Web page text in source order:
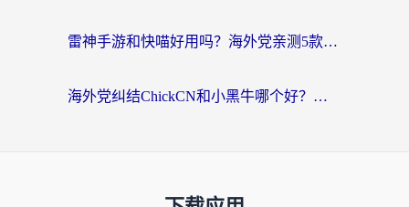
雷神手游和快喵好用吗？海外党亲测5款回国加速器，附斧牛Bling对比+微信视频号解决办法
海外党纠结ChickCN和小黑牛哪个好？一篇帮你选对回国加速器的实用指南